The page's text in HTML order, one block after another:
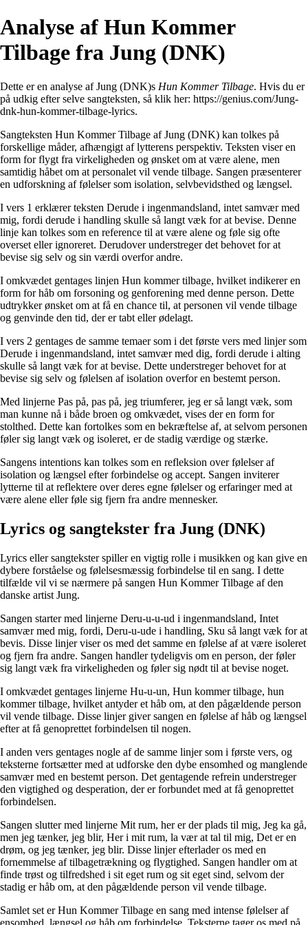
Analyse af Hun Kommer
Tilbage fra Jung (DNK)
Dette er en analyse af Jung (DNK)s Hun Kommer Tilbage. Hvis du er
på udkig efter selve sangteksten, så klik her: https://genius.com/Jung-
dnk-hun-kommer-tilbage-lyrics.
Sangteksten Hun Kommer Tilbage af Jung (DNK) kan tolkes på
forskellige måder, afhængigt af lytterens perspektiv. Teksten viser en
form for flygt fra virkeligheden og ønsket om at være alene, men
samtidig håbet om at personalet vil vende tilbage. Sangen præsenterer
en udforskning af følelser som isolation, selvbevidsthed og længsel.
I vers 1 erklærer teksten Derude i ingenmandsland, intet samvær med
mig, fordi derude i handling skulle så langt væk for at bevise. Denne
linje kan tolkes som en reference til at være alene og føle sig ofte
overset eller ignoreret. Derudover understreger det behovet for at
bevise sig selv og sin værdi overfor andre.
I omkvædet gentages linjen Hun kommer tilbage, hvilket indikerer en
form for håb om forsoning og genforening med denne person. Dette
udtrykker ønsket om at få en chance til, at personen vil vende tilbage
og genvinde den tid, der er tabt eller ødelagt.
I vers 2 gentages de samme temaer som i det første vers med linjer som
Derude i ingenmandsland, intet samvær med dig, fordi derude i alting
skulle så langt væk for at bevise. Dette understreger behovet for at
bevise sig selv og følelsen af isolation overfor en bestemt person.
Med linjerne Pas på, pas på, jeg triumferer, jeg er så langt væk, som
man kunne nå i både broen og omkvædet, vises der en form for
stolthed. Dette kan fortolkes som en bekræftelse af, at selvom personen
føler sig langt væk og isoleret, er de stadig værdige og stærke.
Sangens intentions kan tolkes som en refleksion over følelser af
isolation og længsel efter forbindelse og accept. Sangen inviterer
lytterne til at reflektere over deres egne følelser og erfaringer med at
være alene eller føle sig fjern fra andre mennesker.
Lyrics og sangtekster fra Jung (DNK)
Lyrics eller sangtekster spiller en vigtig rolle i musikken og kan give en
dybere forståelse og følelsesmæssig forbindelse til en sang. I dette
tilfælde vil vi se nærmere på sangen Hun Kommer Tilbage af den
danske artist Jung.
Sangen starter med linjerne Deru-u-u-ud i ingenmandsland, Intet
samvær med mig, fordi, Deru-u-ude i handling, Sku så langt væk for at
bevis. Disse linjer viser os med det samme en følelse af at være isoleret
og fjern fra andre. Sangen handler tydeligvis om en person, der føler
sig langt væk fra virkeligheden og føler sig nødt til at bevise noget.
I omkvædet gentages linjerne Hu-u-un, Hun kommer tilbage, hun
kommer tilbage, hvilket antyder et håb om, at den pågældende person
vil vende tilbage. Disse linjer giver sangen en følelse af håb og længsel
efter at få genoprettet forbindelsen til nogen.
I anden vers gentages nogle af de samme linjer som i første vers, og
teksterne fortsætter med at udforske den dybe ensomhed og manglende
samvær med en bestemt person. Det gentagende refrein understreger
den vigtighed og desperation, der er forbundet med at få genoprettet
forbindelsen.
Sangen slutter med linjerne Mit rum, her er der plads til mig, Jeg ka gå,
men jeg tænker, jeg blir, Her i mit rum, la vær at tal til mig, Det er en
drøm, og jeg tænker, jeg blir. Disse linjer efterlader os med en
fornemmelse af tilbagetrækning og flygtighed. Sangen handler om at
finde trøst og tilfredshed i sit eget rum og sit eget sind, selvom der
stadig er håb om, at den pågældende person vil vende tilbage.
Samlet set er Hun Kommer Tilbage en sang med intense følelser af
ensomhed, længsel og håb om forbindelse. Teksterne tager os med på